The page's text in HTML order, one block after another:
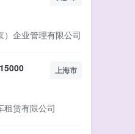
）企业管理有限公司
上海市
租赁有限公司